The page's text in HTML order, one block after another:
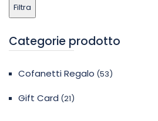
Filtra
Categorie prodotto
Cofanetti Regalo (53)
Gift Card (21)